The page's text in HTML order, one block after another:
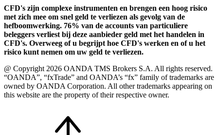
CFD's zijn complexe instrumenten en brengen een hoog risico
met zich mee om snel geld te verliezen als gevolg van de
hefboomwerking. 76% van de accounts van particuliere
beleggers verliest bij deze aanbieder geld met het handelen in
CFD's. Overweeg of u begrijpt hoe CFD's werken en of u het
risico kunt nemen om uw geld te verliezen.
@ Copyright 2026 OANDA TMS Brokers S.A. All rights reserved.
“OANDA”, “fxTrade” and OANDA’s “fx” family of trademarks are
owned by OANDA Corporation. All other trademarks appearing on
this website are the property of their respective owner.